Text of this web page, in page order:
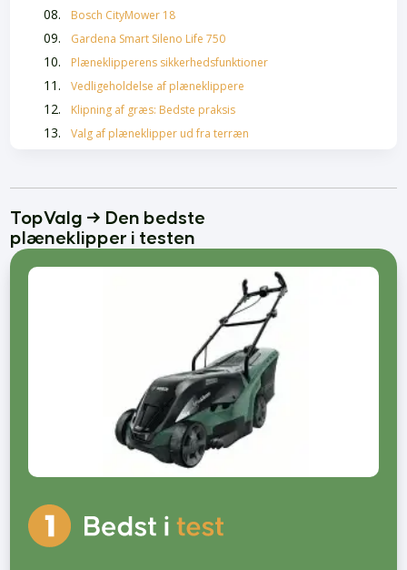
Bosch CityMower 18
Gardena Smart Sileno Life 750
Plæneklipperens sikkerhedsfunktioner
Vedligeholdelse af plæneklippere
Klipning af græs: Bedste praksis
Valg af plæneklipper ud fra terræn
Bedste Krøllecremer
Bedste Malersprøjter
TopValg → Den bedste
plæneklipper i testen